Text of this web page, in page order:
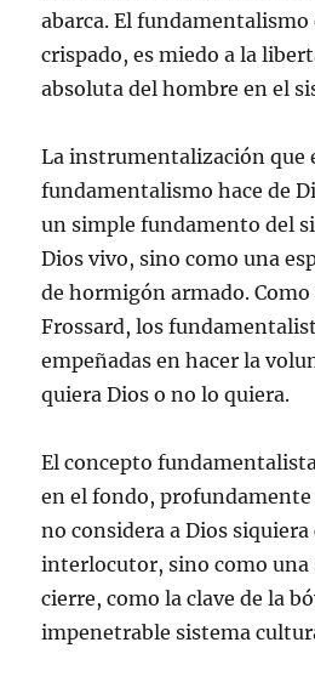
abarca. El fundamentalismo
crispado, es miedo a la
absoluta del hombre en el
La instrumentalización que
fundamentalismo hace de
un simple fundamento del
Dios vivo, sino como una
de hormigón armado. Como
Frossard, los
empeñadas en hacer la
quiera Dios o no lo quiera.
El concepto
en el fondo, profundamente
no considera a Dios
interlocutor, sino como una
cierre, como la clave de la
impenetrable sistema